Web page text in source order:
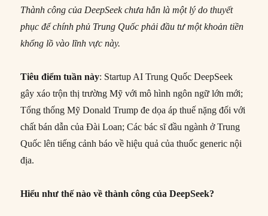
Thành công của DeepSeek chưa hẳn là một lý do thuyết
phục để chính phủ Trung Quốc phải đầu tư một khoản tiền
khổng lồ vào lĩnh vực này.
Tiêu điểm tuần này: Startup AI Trung Quốc DeepSeek
gây xáo trộn thị trường Mỹ với mô hình ngôn ngữ lớn mới;
Tổng thống Mỹ Donald Trump đe dọa áp thuế nặng đối với
chất bán dẫn của Đài Loan; Các bác sĩ đầu ngành ở Trung
Quốc lên tiếng cảnh báo về hiệu quả của thuốc generic nội
địa.
Hiểu như thế nào về thành công của DeepSeek?